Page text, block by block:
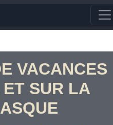
VACANCES
SUR LA